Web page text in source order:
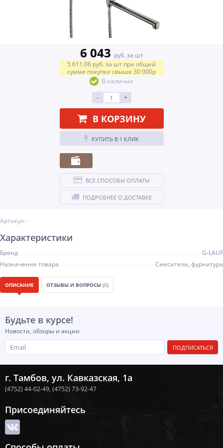
Артикул: -
6 043 руб. за шт
5 611.06 руб. за шт при общей
сумме покупки свыше 30 000р
В наличии
-
+
В КОРЗИНУ
КУПИТЬ В 1 КЛИК
ВСЕ СПОСОБЫ ОПЛАТЫ
ПОДРОБНЕЕ О ДОСТАВКЕ
Характеристики
Бренд
G-LAUF
Назначение товара
Смесители, фурнитура
ОПИСАНИЕ ОТЗЫВЫ И ВОПРОСЫ (0)
Будьте в курсе!
Новости, обзоры и акции
ПОДПИСАТЬСЯ
г. Тамбов, ул. Кавказская, 1а
(4752) 44-02-49, (4752) 73-92-47
Присоединяйтесь